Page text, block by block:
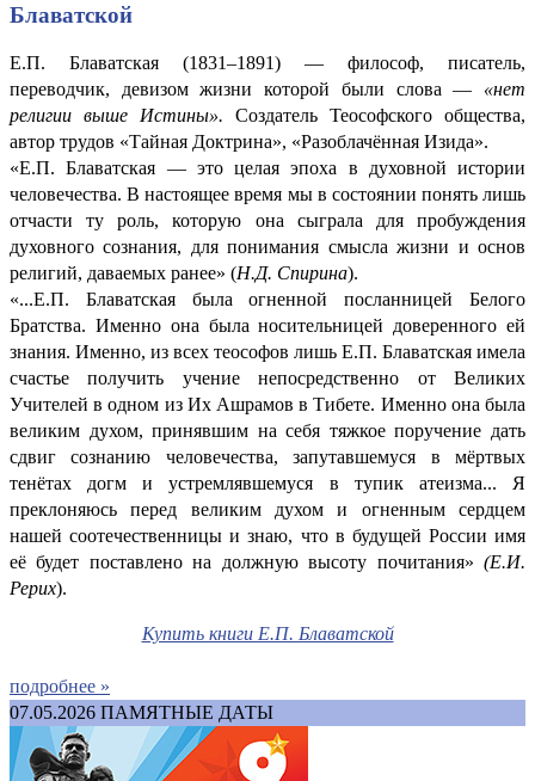
Блаватской
Е.П. Блаватская (1831–1891) — философ, писатель,
переводчик, девизом жизни которой были слова — «нет
религии выше Истины». Создатель Теософского общества,
автор трудов «Тайная Доктрина», «Разоблачённая Изида».
«Е.П. Блаватская — это целая эпоха в духовной истории
человечества. В настоящее время мы в состоянии понять лишь
отчасти ту роль, которую она сыграла для пробуждения
духовного сознания, для понимания смысла жизни и основ
религий, даваемых ранее» (Н.Д. Спирина).
«...Е.П. Блаватская была огненной посланницей Белого
Братства. Именно она была носительницей доверенного ей
знания. Именно, из всех теософов лишь Е.П. Блаватская имела
счастье получить учение непосредственно от Великих
Учителей в одном из Их Ашрамов в Тибете. Именно она была
великим духом, принявшим на себя тяжкое поручение дать
сдвиг сознанию человечества, запутавшемуся в мёртвых
тенётах догм и устремлявшемуся в тупик атеизма... Я
преклоняюсь перед великим духом и огненным сердцем
нашей соотечественницы и знаю, что в будущей России имя
её будет поставлено на должную высоту почитания» (Е.И.
Рерих).
Купить книги Е.П. Блаватской
подробнее »
07.05.2026 ПАМЯТНЫЕ ДАТЫ